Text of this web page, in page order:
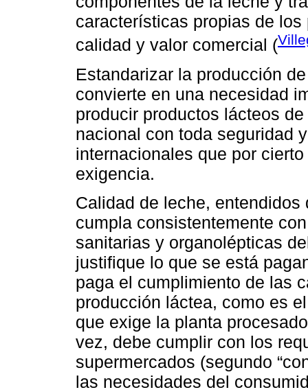
características propias de
calidad y valor comercial (
Estandarizar la producción
convierte en una necesidad
producir productos lácteos
nacional con toda seguridad
internacionales que por
exigencia.
Calidad de leche, entendidos
cumpla consistentemente
sanitarias y organolépticas
justifique lo que se está
paga el cumplimiento de las
producción láctea, como es
que exige la planta
vez, debe cumplir con los
supermercados (segundo
las necesidades del